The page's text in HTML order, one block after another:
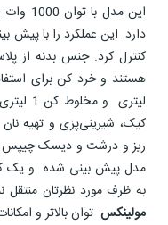
دارد. این عملکرد را با
کنترل کرد. جنس بدنه از
ریز و درشت و دیسک چیپس
مدل پیش بینی شده و یک
به ظرف مورد نظرتان منتقل
مولینکس توان بالاتر و